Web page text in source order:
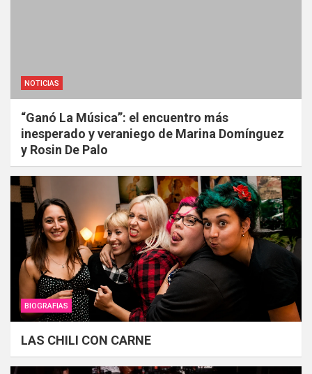
NOTICIAS
“Ganó La Música”: el encuentro más
inesperado y veraniego de Marina Domínguez
y Rosin De Palo
BIOGRAFIAS
LAS CHILI CON CARNE